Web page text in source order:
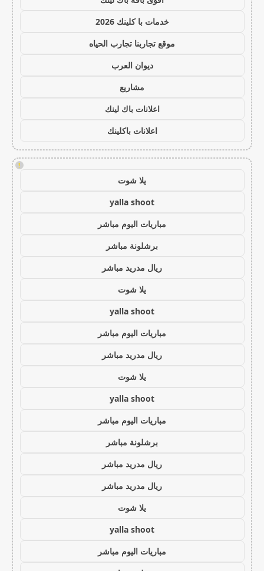
خدمات با كلينك 2026
موقع تجاربنا تجارب الحياه
ديوان العرب
مشاريع
اعلانات باك لينك
اعلانات باكلينك
!
يلا شوت
yalla shoot
مباريات اليوم مباشر
برشلونة مباشر
ريال مدريد مباشر
يلا شوت
yalla shoot
مباريات اليوم مباشر
ريال مدريد مباشر
يلا شوت
yalla shoot
مباريات اليوم مباشر
برشلونة مباشر
ريال مدريد مباشر
ريال مدريد مباشر
يلا شوت
yalla shoot
مباريات اليوم مباشر